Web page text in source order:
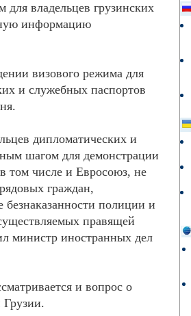
владельцев грузинских
информацию
визового режима для
и служебных паспортов
дипломатических и
шагом для демонстрации
том числе и Евросоюз, не
граждан,
полиции и
правящей
министр иностранных дел
и вопрос о
Грузии.